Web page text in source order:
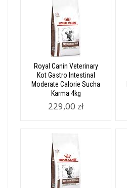
Royal Canin Veterinary
Kot Gastro Intestinal
Moderate Calorie Sucha
Karma 4kg
229,00 zł